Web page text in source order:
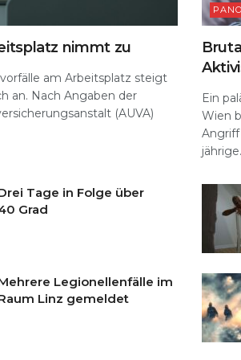
nimmt zu
am Arbeitsplatz steigt
an. Nach Angaben der
(AUVA)
Ein
Wien
Tage in Folge über
Grad
Legionellenfälle im
Linz gemeldet